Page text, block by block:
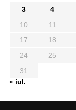
3
4
10
11
17
18
24
25
31
« iul.